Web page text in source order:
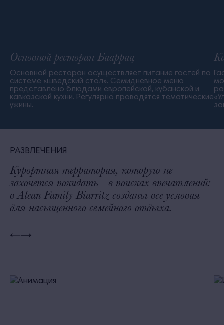
Основной ресторан Биарриц
Основной ресторан осуществляет питание гостей по
системе «шведский стол». Семидневное меню
представлено блюдами европейской, кубанской и
кавказской кухни. Регулярно проводятся тематические
ужины.
РАЗВЛЕЧЕНИЯ
Курортная территория, которую не
захочется покидать в поисках впечатлений:
в Alean Family Biarritz созданы все условия
для насыщенного семейного отдыха.